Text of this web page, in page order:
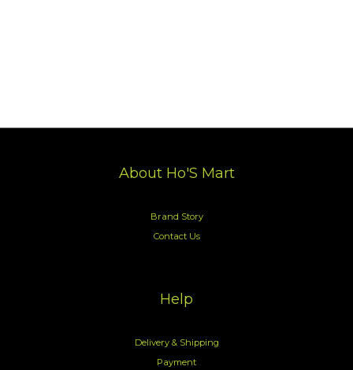
About Ho'S Mart
Brand Story
Contact Us
Help
Delivery & Shipping
Payment